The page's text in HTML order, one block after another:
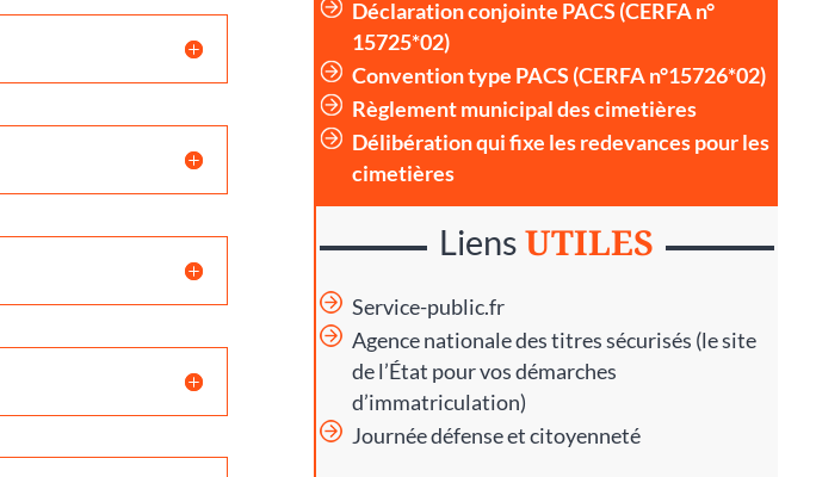
Déclaration conjointe PACS (CERFA n°
15725*02)
Convention type PACS (CERFA n°15726*02)
Règlement municipal des cimetières
Délibération qui fixe les redevances pour les
cimetières
LiensUTILES
Service-public.fr
Agence nationale des titres sécurisés (le site
de l’État pour vos démarches
d’immatriculation)
Journée défense et citoyenneté